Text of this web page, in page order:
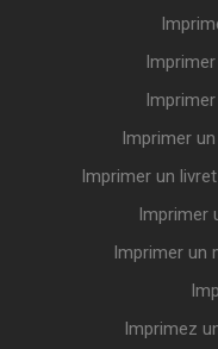
Imprimer
Imprimer un
Imprimer
Imprimer un
Imprimez